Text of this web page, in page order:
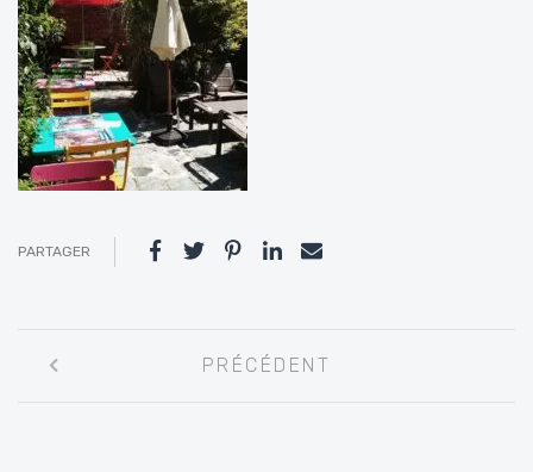
PARTAGER
entre
PRÉCÉDENT